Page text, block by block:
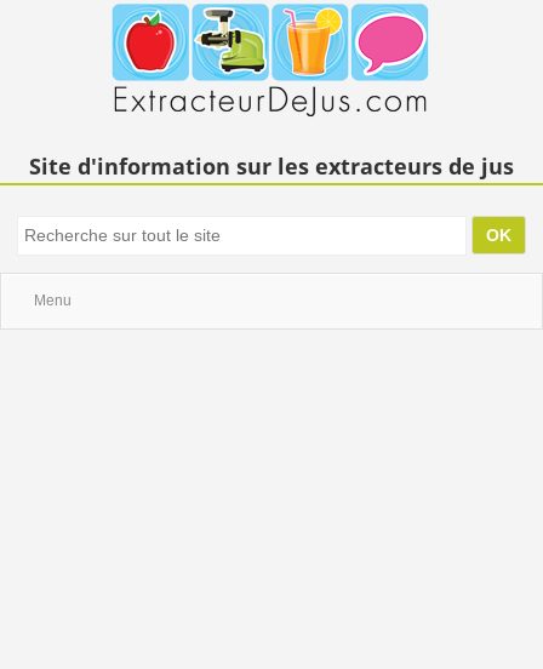
Site d'information sur les extracteurs de jus
Menu